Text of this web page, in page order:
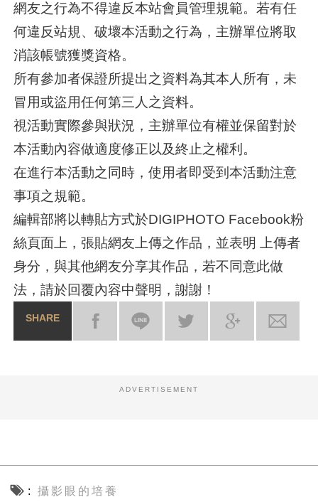
網友之行為不得違反本站會員管理規範。若有任
何違反站規、破壞本活動之行為，主辦單位將取
消該帳號獲獎資格。
所有參加者保證所提出之資料為其本人所有，未
冒用或盜用任何第三人之資料。
視活動實際參與狀況，主辦單位有權並保留對於
本活動內容做適度修正以及終止之權利。
在進行本活動之同時，使用者即受到本活動注意
事項之規範。
編輯部將以轉貼方式於DIGIPHOTO Facebook粉
絲頁面上，張貼網友上傳之作品，並表明 上傳者
身分，與其他網友分享其作品，若不同意此做
法，請於回覆內容中聲明，謝謝！
SHARE
ADVERTISEMENT
攝影眼的培養